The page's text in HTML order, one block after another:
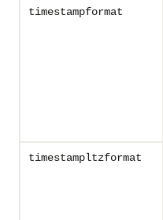
timestampformat
timestampltzformat